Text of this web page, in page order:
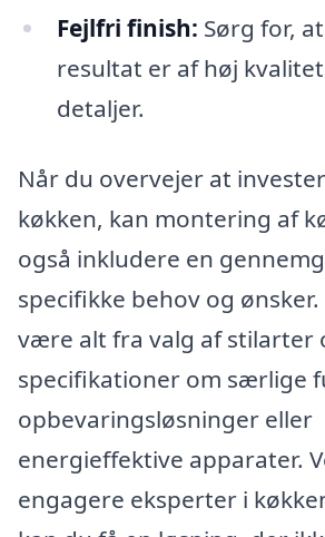
Fejlfri finish: Sørg for,
resultat er af høj
detaljer.
Når du overvejer at
køkken, kan montering af
også inkludere en
specifikke behov og
være alt fra valg af stilarter
specifikationer om særlige
opbevaringsløsninger eller
energieffektive apparater.
engagere eksperter i